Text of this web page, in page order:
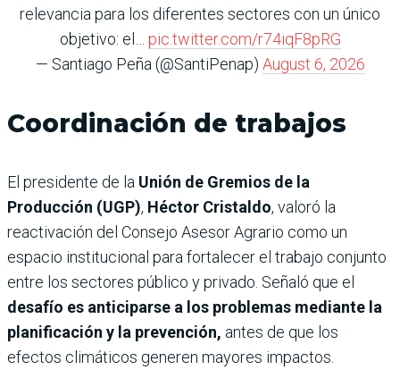
relevancia para los diferentes sectores con un único
objetivo: el… pic.twitter.com/r74iqF8pRG
— Santiago Peña (@SantiPenap) August 6, 2026
Coordinación de trabajos
El presidente de la Unión de Gremios de la
Producción (UGP), Héctor Cristaldo, valoró la
reactivación del Consejo Asesor Agrario como un
espacio institucional para fortalecer el trabajo conjunto
entre los sectores público y privado. Señaló que el
desafío es anticiparse a los problemas mediante la
planificación y la prevención, antes de que los
efectos climáticos generen mayores impactos.